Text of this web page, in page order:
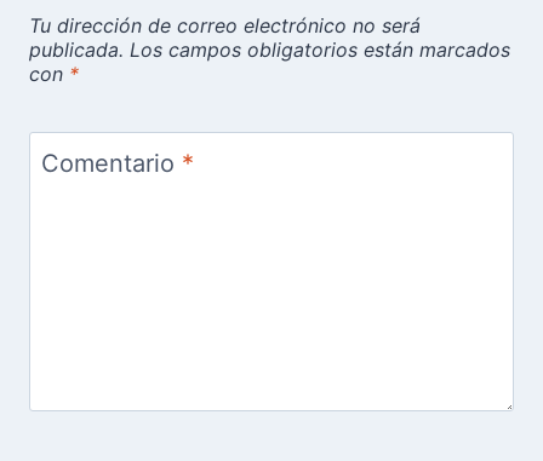
Tu dirección de correo electrónico no será
publicada. Los campos obligatorios están marcados
con *
Comentario *